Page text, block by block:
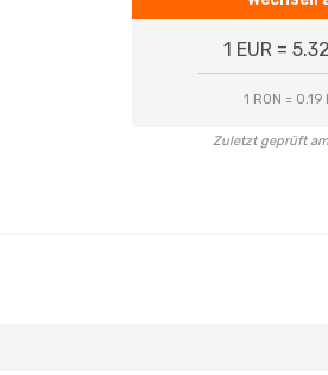
1 EUR =
1 RON = 0.19
Zuletzt geprüft am